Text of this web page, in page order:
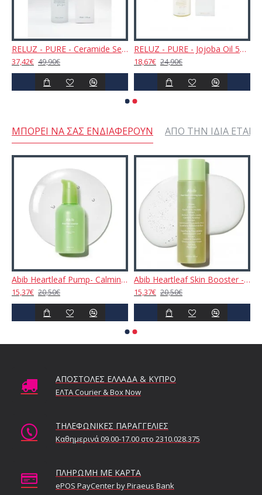
RELUZ - PURE - Ceramide Serum 50ml
37,42€ 49,90€
RELUZ - PURE - Jojoba Oil 50ml
18,67€ 24,90€
ΜΠΟΡΕΊ ΝΑ ΣΑΣ ΕΝΔΙΑΦΈΡΟΥΝ ΑΠΌ ΤΗΝ ΊΔΙΑ
Abib Heartleaf Pump- Calming Essence 50ml
15,37€ 20,50€
Abib Heartleaf Skin Booster - Calming Toner 200ml
15,37€ 20,50€
ΑΠΟΣΤΟΛΕΣ ΕΛΛΑΔΑ & ΚΥΠΡΟ
ΕΛΤΑ Courier & Box Now
ΤΗΛΕΦΩΝΙΚΕΣ ΠΑΡΑΓΓΕΛΙΕΣ
Καθημερινά 09.00-17.00 στο 2310.028.375
ΠΛΗΡΩΜΗ ΜΕ ΚΑΡΤΑ
ePOS PayCenter by Piraeus Bank